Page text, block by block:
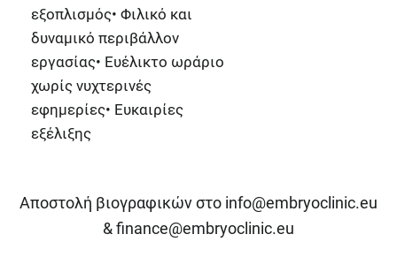
εξοπλισμός• Φιλικό και
δυναμικό περιβάλλον
εργασίας• Ευέλικτο ωράριο
χωρίς νυχτερινές
εφημερίες• Ευκαιρίες
εξέλιξης
Αποστολή βιογραφικών στο info@embryoclinic.eu
&finance@embryoclinic.eu